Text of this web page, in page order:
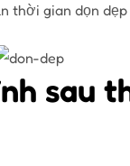
thời gian dọn
sau